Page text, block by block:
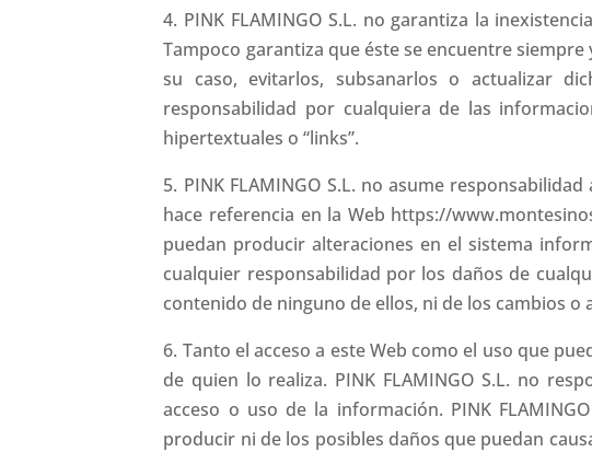
4. PINK FLAMINGO S.L. no garantiza la
Tampoco garantiza que éste se encuentre
su caso, evitarlos, subsanarlos o actualizar
responsabilidad por cualquiera de las
hipertextuales o “links”.
5. PINK FLAMINGO S.L. no asume
hace referencia en la Web https://
puedan producir alteraciones en el sistema
cualquier responsabilidad por los daños de
contenido de ninguno de ellos, ni de los cambios
6. Tanto el acceso a este Web como el uso que
de quien lo realiza. PINK FLAMINGO S.L. no
acceso o uso de la información. PINK
producir ni de los posibles daños que puedan